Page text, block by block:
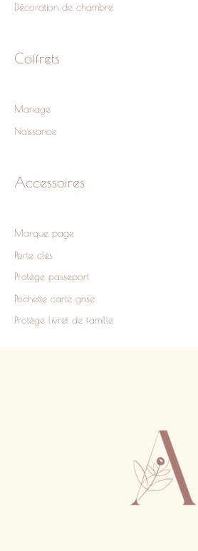
Décoration de chambre
Coffrets
Mariage
Naissance
Accessoires
Marque page
Porte clés
Protège passeport
Pochette carte grise
Protège livret de famille